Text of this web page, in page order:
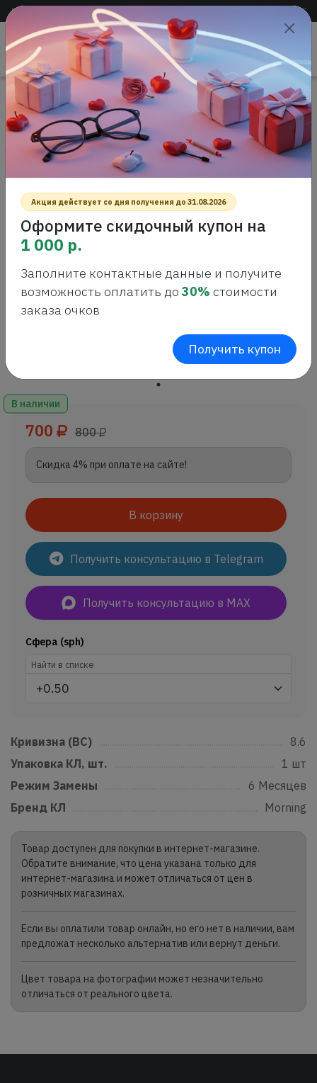
Доставка по всей России +7 (383) 288-54-55
САЛОН ОПТИКИ
Проверить
зрение
Главная Интернет-магазин оптики
Контактные линзы
Morning Q 55, 1шт
MORNING Q 55, 1ШТ
В наличии
700 800
Скидка 4% при оплате на сайте!
В корзину
Получить консультацию в Telegram
Получить консультацию в MAX
Сфера (sph)
Кривизна (BC)
8.6
Упаковка КЛ, шт.
1 шт
Режим Замены
6 Месяцев
Бренд КЛ
Morning
Товар доступен для покупки в интернет-магазине.
Обратите внимание, что цена указана только для
интернет-магазина и может отличаться от цен в
розничных магазинах.
Если вы оплатили товар онлайн, но его нет в наличии, вам
предложат несколько альтернатив или вернут деньги.
Цвет товара на фотографии может незначительно
отличаться от реального цвета.
Акция действует со дня получения до 31.08.2026
Оформите скидочный купон на
1 000 р.
Заполните контактные данные и получите
возможность оплатить до 30% стоимости
заказа очков
Получить купон